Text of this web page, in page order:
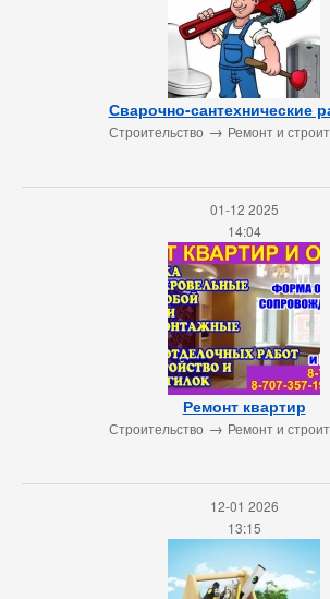
Сварочно-сантехнические
Строительство → Ремонт и
01-12 2025
14:04
Ремонт квартир
Строительство → Ремонт и
12-01 2026
13:15